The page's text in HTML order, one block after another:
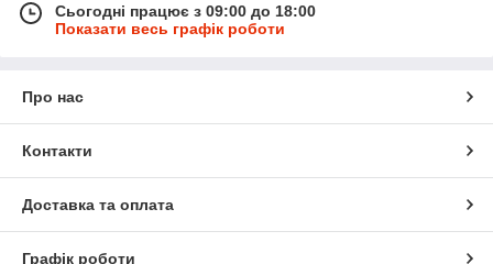
Сьогодні працює з 09:00 до 18:00
Показати весь графік роботи
Про нас
Контакти
Доставка та оплата
Графік роботи